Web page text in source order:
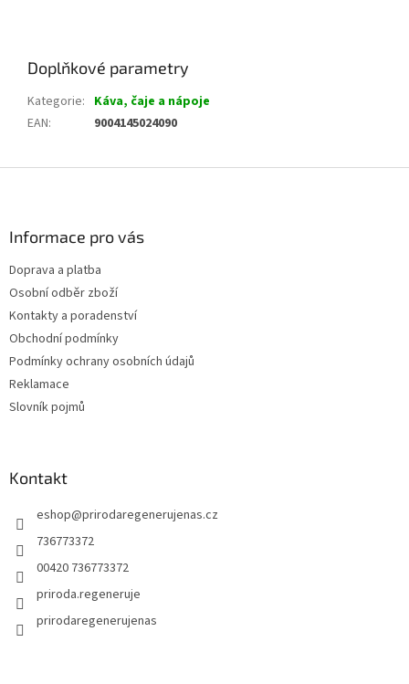
Doplňkové parametry
Kategorie: Káva, čaje a nápoje
EAN: 9004145024090
Informace pro vás
Doprava a platba
Osobní odběr zboží
Kontakty a poradenství
Obchodní podmínky
Podmínky ochrany osobních údajů
Reklamace
Slovník pojmů
Kontakt
eshop@prirodaregenerujenas.cz
736773372
00420 736773372
priroda.regeneruje
prirodaregenerujenas